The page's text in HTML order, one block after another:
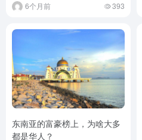
6个月前 393
东南亚的富豪榜上，为啥大多
都是华人？